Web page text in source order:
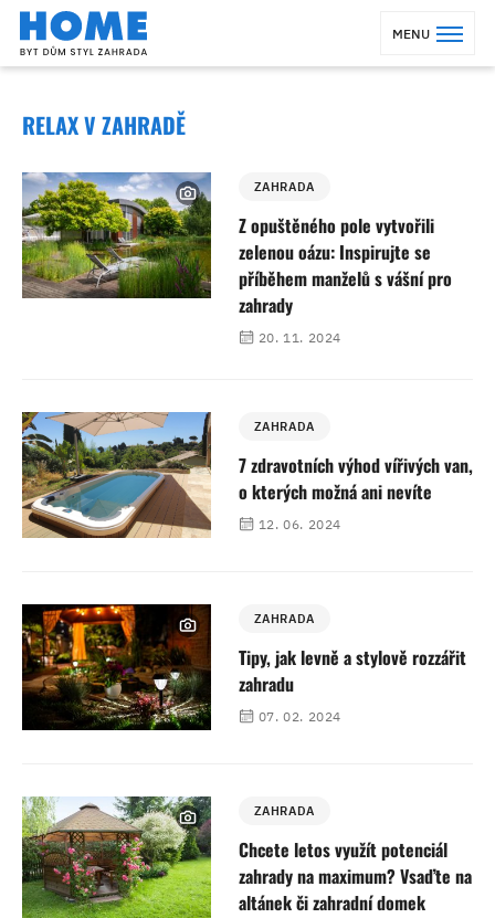
MENU
RELAX V ZAHRADĚ
ZAHRADA
Z opuštěného pole vytvořili
zelenou oázu: Inspirujte se
příběhem manželů s vášní pro
zahrady
20. 11. 2024
ZAHRADA
7 zdravotních výhod vířivých van,
o kterých možná ani nevíte
12. 06. 2024
ZAHRADA
Tipy, jak levně a stylově rozzářit
zahradu
07. 02. 2024
ZAHRADA
Chcete letos využít potenciál
zahrady na maximum? Vsaďte na
altánek či zahradní domek